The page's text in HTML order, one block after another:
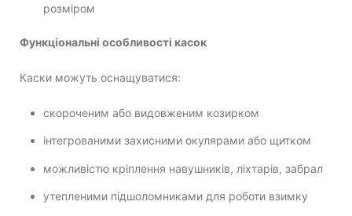
розміром
Функціональні особливості касок
Каски можуть оснащуватися:
скороченим або видовженим козирком
інтегрованими захисними окулярами або щитком
можливістю кріплення навушників, ліхтарів, забрал
утепленими підшоломниками для роботи взимку